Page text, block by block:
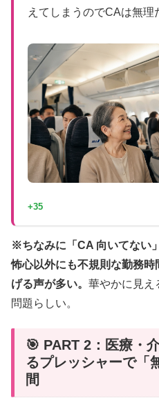
えてしまうのでCAは無理
+35
※ちなみに「CA 向いてない
怖心以外にも不規則な勤務
げる声が多い。 華やかに見え
問題らしい。
🎯 PART 2：医療・
るプレッシャーで「
間